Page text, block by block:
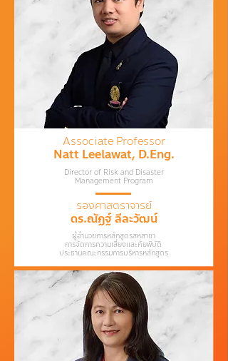
Associate Professor
Natt Leelawat, D.Eng.
Director of Risk and Disaster
Management Program
รองศาสตราจารย์
ดร.ณัฏฐ์ ลีละวัฒน์
ผู้อำนวยการหลักสูตรสหสาขา
การจัดการความเสี่ยงและภัยพิบัติ
ประธานคณะกรรมการบริหารหลักสูตร